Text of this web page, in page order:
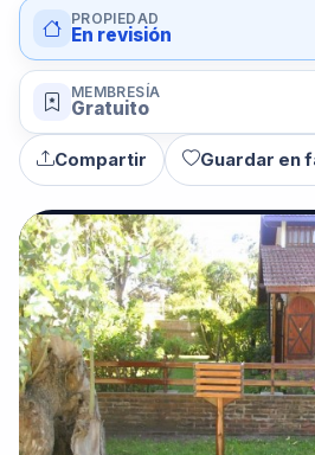
PROPIEDAD
En revisión
MEMBRESÍA
Gratuito
Compartir Guardar en